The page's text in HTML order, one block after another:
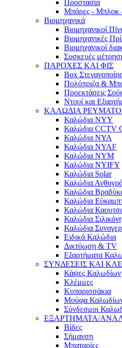
Προστασία
Μπάρες - Μπλοκ -
Βιομηχανικά
Βιομηχανικοί
Βιομηχανικές
Βιομηχανικοί
Συσκευές
ΠΑΡΟΧΕΣ ΚΑΙ ΦΙΣ
Box
Πολύπριζα &
Προεκτάσεις
Ντουί και
ΚΑΛΩΔΙΑ
Καλώδια NYY
Καλώδια CCTV
Καλώδια NYA
Καλώδια NYAF
Καλώδια NYM
Καλώδια NYIFY
Καλώδια Solar
Καλώδια
Καλώδια
Καλώδια
Καλώδια
Καλώδια
Καλώδια
Ειδικά Καλώδια
Δικτύωση & TV
Εξαρτήματα
ΣΥΝΔΕΣΕΙΣ ΚΑΙ
Κάψες Καλωδίων
Κλέμμες
Κυπαρισσάκια
Μούφα
Σύνδεσμοι
ΕΞΑΡΤΗΜΑΤΑ/
Βίδες
Σήμανση
Μπαταρίες